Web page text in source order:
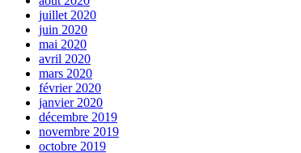
juillet 2020
juin 2020
mai 2020
avril 2020
mars 2020
février 2020
janvier 2020
décembre 2019
novembre 2019
octobre 2019